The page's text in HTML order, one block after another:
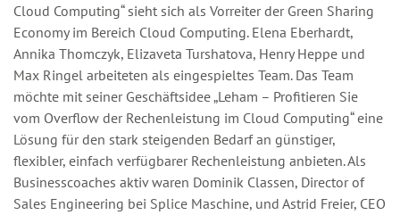
Cloud Computing“ sieht sich als Vorreiter der Green Sharing
Economy im Bereich Cloud Computing. Elena Eberhardt,
Annika Thomczyk, Elizaveta Turshatova, Henry Heppe und
Max Ringel arbeiteten als eingespieltes Team. Das Team
möchte mit seiner Geschäftsidee „Leham – Profitieren Sie
vom Overflow der Rechenleistung im Cloud Computing“ eine
Lösung für den stark steigenden Bedarf an günstiger,
flexibler, einfach verfügbarer Rechenleistung anbieten. Als
Businesscoaches aktiv waren Dominik Classen, Director of
Sales Engineering bei Splice Maschine, und Astrid Freier, CEO